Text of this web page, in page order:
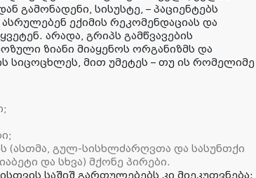
გამონადენი, სისუსტე, – პაციენტებს
ექიმის რეკომენდაციას და
არადა, გრიპს გამწვავების
ზიანი მიაყენოს ორგანიზმს და
სიცოცხლეს, მით უმეტეს – თუ ის რომელიმე
(ასთმა, გულ-სისხლძარღვთა და სასუნთქი
და სხვა) მქონე პირები.
საშიშ გართულებებს კი მიეკუთვნება: